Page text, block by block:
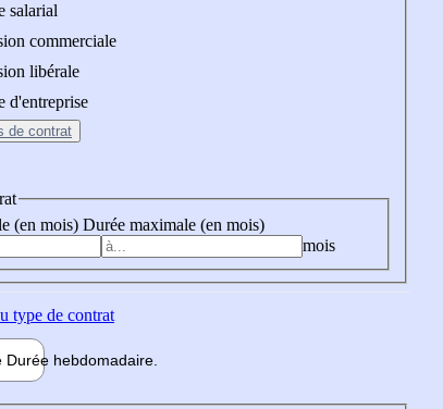
salarial
commerciale
libérale
d'entreprise
de contrat
(en mois) Durée maximale (en mois)
mois
type de contrat
Durée hebdomadaire